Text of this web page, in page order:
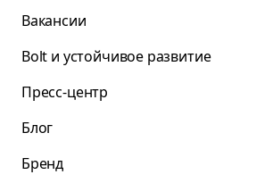
Вакансии
Bolt и устойчивое развитие
Пресс-центр
Блог
Бренд